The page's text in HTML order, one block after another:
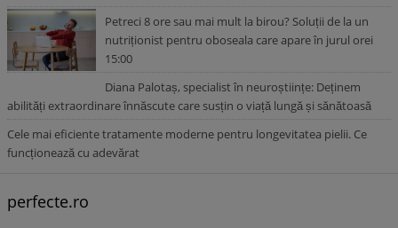
Petreci 8 ore sau mai mult la birou? Soluții de la un
nutriționist pentru oboseala care apare în jurul orei
15:00
Diana Palotaș, specialist în neuroștiințe: Deținem
abilități extraordinare înnăscute care susțin o viață lungă și sănătoasă
Cele mai eficiente tratamente moderne pentru longevitatea pielii. Ce
funcționează cu adevărat
perfecte.ro